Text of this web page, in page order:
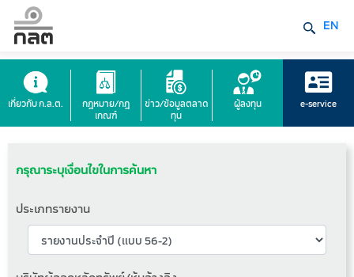
EN
เกี่ยวกับ ก.ล.ต.
กฎหมาย/กฎ
เกณฑ์
ข่าว/ข้อมูลตลาด
ทุน
ผู้ลงทุน e-service
กรุณาระบุเงื่อนไขในการค้นหา
ประเภทรายงาน